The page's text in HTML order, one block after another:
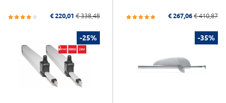
€ 220,01 € 338,48 € 267,06 € 410,87
-25% -35%